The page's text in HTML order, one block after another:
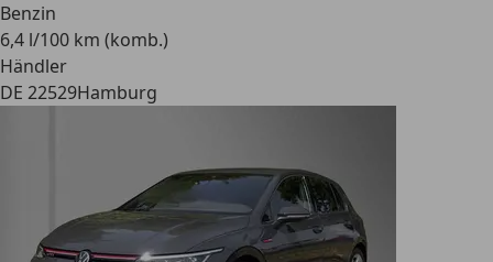
Benzin
6,4 l/100 km (komb.)
Händler
DE 22529Hamburg